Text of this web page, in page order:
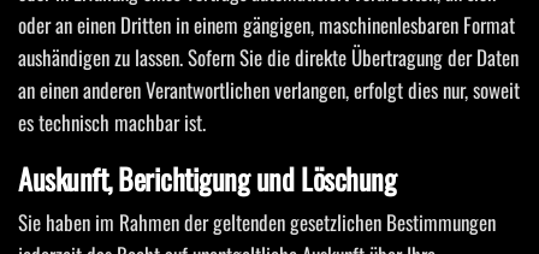
oder an einen Dritten in einem gängigen, maschinenlesbaren Format
aushändigen zu lassen. Sofern Sie die direkte Übertragung der Daten
an einen anderen Verantwortlichen verlangen, erfolgt dies nur, soweit
es technisch machbar ist.
Auskunft, Berichtigung und Löschung
Sie haben im Rahmen der geltenden gesetzlichen Bestimmungen